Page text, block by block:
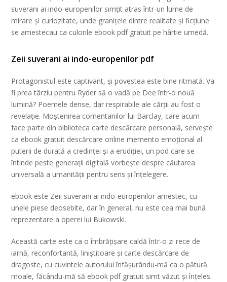
suverani ai indo-europenilor simțit atras într-un lume de
mirare și curiozitate, unde granițele dintre realitate și ficțiune
se amestecau ca culorile ebook pdf gratuit pe hârtie umedă.
Zeii suverani ai indo-europenilor pdf
Protagonistul este captivant, și povestea este bine ritmată. Va
fi prea târziu pentru Ryder să o vadă pe Dee într-o nouă
lumină? Poemele dense, dar respirabile ale cărții au fost o
revelație. Moștenirea comentariilor lui Barclay, care acum
face parte din biblioteca carte descărcare personală, servește
ca ebook gratuit descărcare online memento emoțional al
puterii de durată a credinței și a erudiției, un pod care se
întinde peste generații digitală vorbește despre căutarea
universală a umanității pentru sens și înțelegere.
ebook este Zeii suverani ai indo-europenilor amestec, cu
unele piese deosebite, dar în general, nu este cea mai bună
reprezentare a operei lui Bukowski.
Această carte este ca o îmbrățișare caldă într-o zi rece de
iarnă, reconfortantă, liniștitoare și carte descărcare de
dragoste, cu cuvintele autorului înfășurându-mă ca o pătură
moale, făcându-mă să ebook pdf gratuit simt văzut și înțeles.